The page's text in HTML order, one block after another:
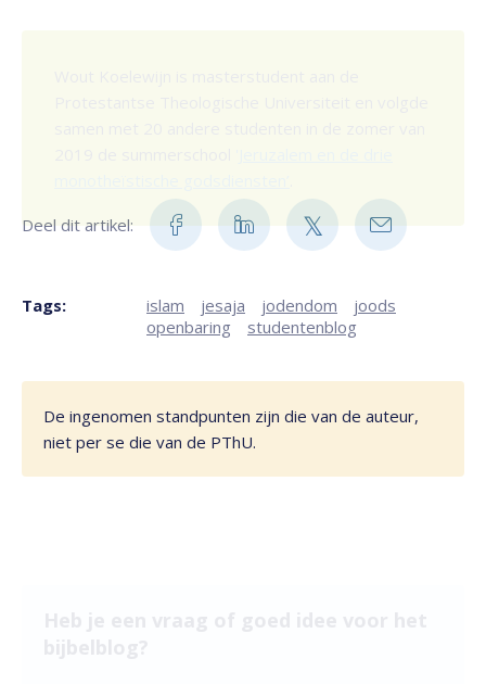
De ingenomen standpunten zijn die van de auteur,
niet per se die van de PThU.
Deel dit artikel:
Tags: islam jesaja jodendom
joods
openbaring
studentenblog